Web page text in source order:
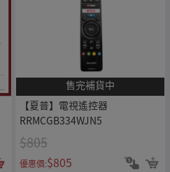
售完補貨中
【夏普】電視遙控器
RRMCGB334WJN5
$805
優惠價:$805